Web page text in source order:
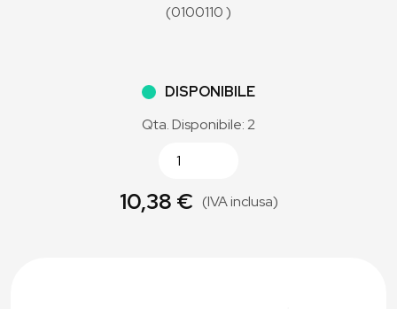
(0100110 )
DISPONIBILE
Qta. Disponibile: 2
10,38 € (IVA inclusa)